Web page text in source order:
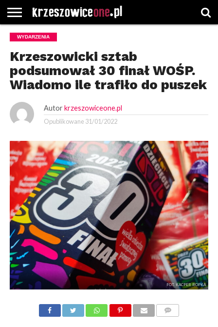
STRONA
GŁÓWNA
WYBORY
WYBIERZ
ROZKŁADY
GREGORCZYK
KONTAKT
WYDARZENIA
Krzeszowicki sztab
podsumował 30 finał WOŚP.
Wiadomo ile trafiło do puszek
Autor krzeszowiceone.pl
Opublikowane 31/01/2022
FOT. KACPER ROPKA